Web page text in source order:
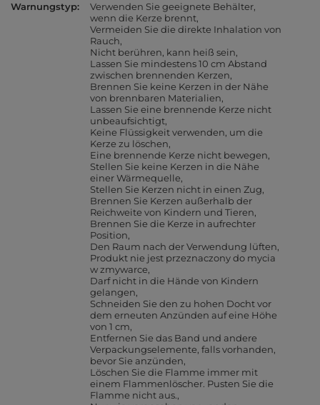
Warnungstyp
Verwenden Sie geeignete Behälter,
wenn die Kerze brennt
Vermeiden Sie die direkte Inhalation von
Rauch
Nicht berühren, kann heiß sein
Lassen Sie mindestens 10 cm Abstand
zwischen brennenden Kerzen
Brennen Sie keine Kerzen in der Nähe
von brennbaren Materialien
Lassen Sie eine brennende Kerze nicht
unbeaufsichtigt
Keine Flüssigkeit verwenden, um die
Kerze zu löschen
Eine brennende Kerze nicht bewegen
Stellen Sie keine Kerzen in die Nähe
einer Wärmequelle
Stellen Sie Kerzen nicht in einen Zug
Brennen Sie Kerzen außerhalb der
Reichweite von Kindern und Tieren
Brennen Sie die Kerze in aufrechter
Position
Den Raum nach der Verwendung lüften
Produkt nie jest przeznaczony do mycia
w zmywarce
Darf nicht in die Hände von Kindern
gelangen
Schneiden Sie den zu hohen Docht vor
dem erneuten Anzünden auf eine Höhe
von 1 cm
Entfernen Sie das Band und andere
Verpackungselemente, falls vorhanden,
bevor Sie anzünden
Löschen Sie die Flamme immer mit
einem Flammenlöscher. Pusten Sie die
Flamme nicht aus.